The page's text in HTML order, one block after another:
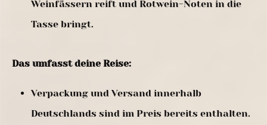
Weinfässern reift und Rotwein-Noten in die
Tasse bringt.
Das umfasst deine Reise:
Verpackung und Versand innerhalb
Deutschlands sind im Preis bereits enthalten.